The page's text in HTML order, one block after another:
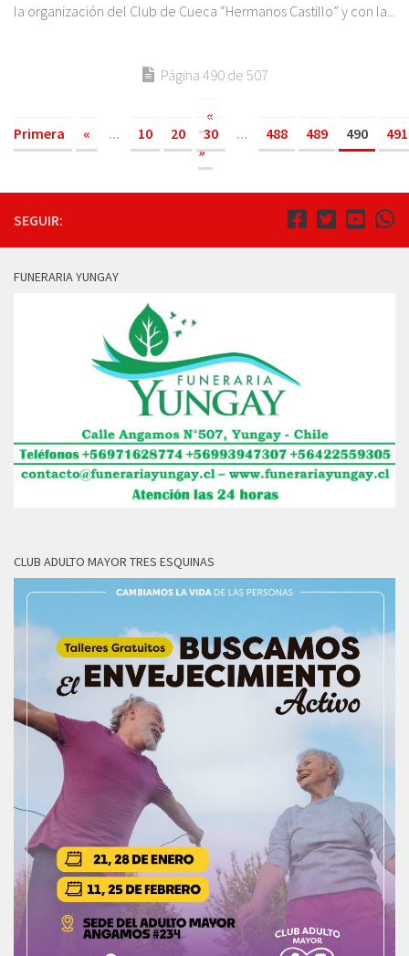
la organización del Club de Cueca “Hermanos Castillo” y con la...
Página 490 de 507
«
Primera
« ... 10 20 30 ... 488 489 490
491
»
SEGUIR:
FUNERARIA YUNGAY
CLUB ADULTO MAYOR TRES ESQUINAS